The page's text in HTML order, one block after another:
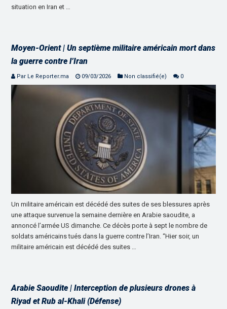
situation en Iran et …
Moyen-Orient | Un septième militaire américain mort dans
la guerre contre l’Iran
Par Le Reporter.ma 09/03/2026 Non classifié(e) 0
Un militaire américain est décédé des suites de ses blessures après
une attaque survenue la semaine dernière en Arabie saoudite, a
annoncé l’armée US dimanche. Ce décès porte à sept le nombre de
soldats américains tués dans la guerre contre l’Iran. “Hier soir, un
militaire américain est décédé des suites …
Arabie Saoudite | Interception de plusieurs drones à
Riyad et Rub al-Khali (Défense)